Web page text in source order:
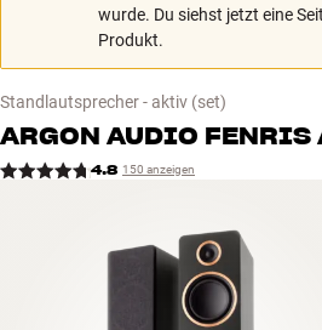
Systeme
Kabel
INSPIRATION
wurde. Du siehst jetzt eine
Produkt.
Standlautsprecher - aktiv (set)
ARGON AUDIO FENRIS
4.8 150 anzeigen